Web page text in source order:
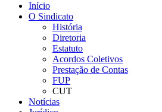
Início
O Sindicato
História
Diretoria
Estatuto
Acordos Coletivos
Prestação de Contas
FUP
CUT
Notícias